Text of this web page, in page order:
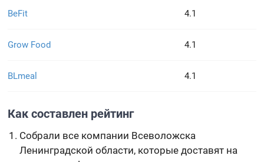
BeFit 4.1
Grow Food 4.1
BLmeal 4.1
Как составлен рейтинг
Собрали все компании Всеволожска
Ленинградской области, которые доставят на